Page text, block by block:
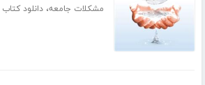
مشکلات جامعه،دانلود